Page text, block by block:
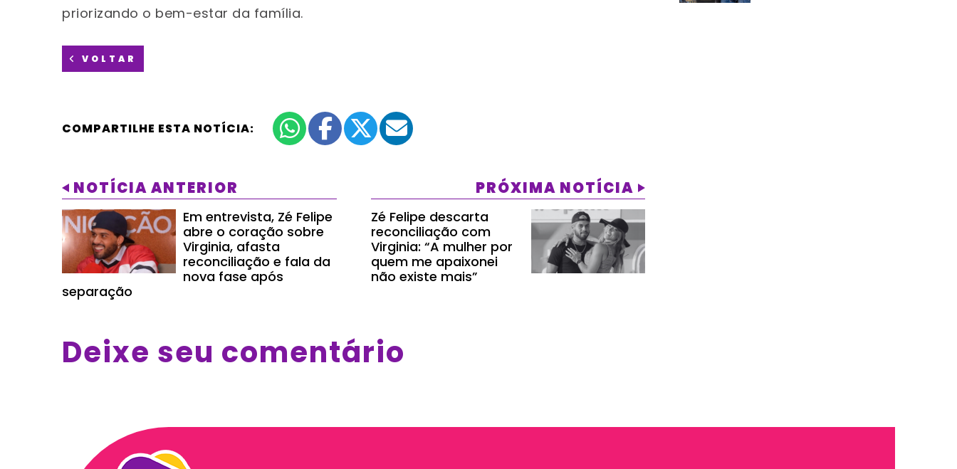
priorizando o bem-estar da família.
VOLTAR
COMPARTILHE ESTA NOTÍCIA:
NOTÍCIA ANTERIOR
Em entrevista, Zé Felipe
abre o coração sobre
Virginia, afasta
reconciliação e fala da
nova fase após
separação
PRÓXIMA NOTÍCIA
Zé Felipe descarta
reconciliação com
Virginia: “A mulher por
quem me apaixonei
não existe mais”
Deixe seu comentário